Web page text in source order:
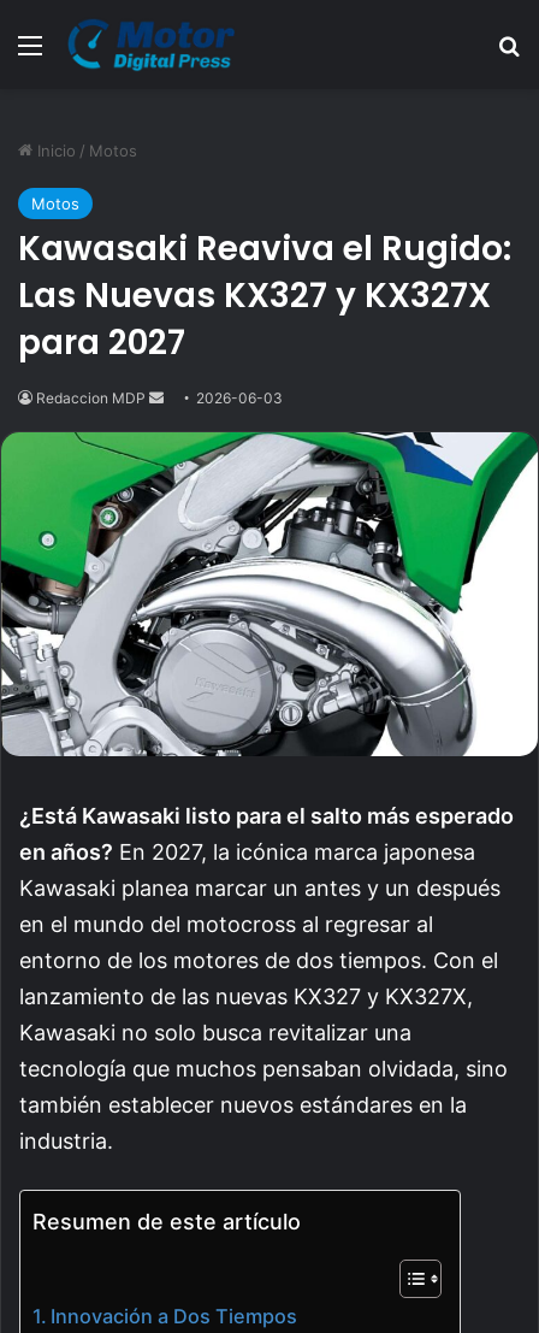
Menú
Inicio / Motos
Motos
Kawasaki Reaviva el Rugido:
Las Nuevas KX327 y KX327X
para 2027
Redaccion MDP
Send
email
2026-06-03
¿Está Kawasaki listo para el salto más esperado
en años? En 2027, la icónica marca japonesa
Kawasaki planea marcar un antes y un después
en el mundo del motocross al regresar al
entorno de los motores de dos tiempos. Con el
lanzamiento de las nuevas KX327 y KX327X,
Kawasaki no solo busca revitalizar una
tecnología que muchos pensaban olvidada, sino
también establecer nuevos estándares en la
industria.
Resumen de este artículo
Innovación a Dos Tiempos